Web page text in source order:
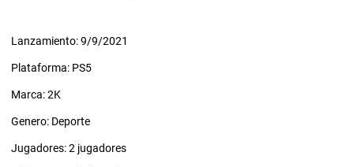
Lanzamiento: 9/9/2021
Plataforma: PS5
Marca: 2K
Genero: Deporte
Jugadores: 2 jugadores